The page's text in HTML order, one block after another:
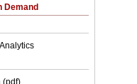
Demand